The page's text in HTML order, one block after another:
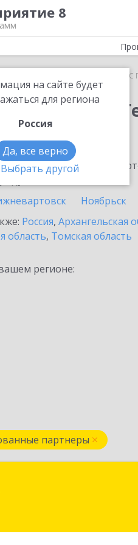
8
на сайте будет
для региона
Россия
Да, все верно
Выбрать другой
ИТС ПРОФ
области
с информационными
Ноябрьск
Россия, Архангельская
область, Томская область
регионе:
партнеры